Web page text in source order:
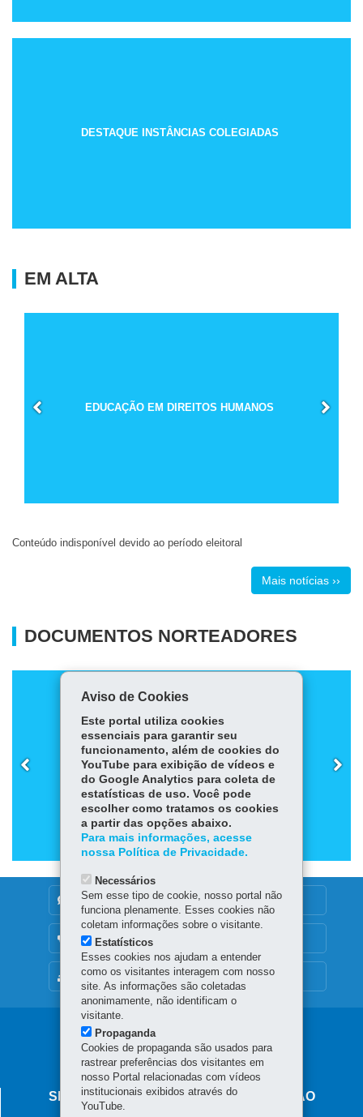
DESTAQUE INSTÂNCIAS COLEGIADAS
EM ALTA
EDUCAÇÃO EM DIREITOS HUMANOS
Conteúdo indisponível devido ao período eleitoral
Mais notícias ››
DOCUMENTOS NORTEADORES
CURRÍCULO PARANAENSE - EF - ANOS FINAIS
MAPA DO SITE
DENUNCIE CORRUPÇÃO
OUVIDORIA
SECRETARIA DE ESTADO DA EDUCAÇÃO
Aviso de Cookies
Este portal utiliza cookies
essenciais para garantir seu
funcionamento, além de cookies do
YouTube para exibição de vídeos e
do Google Analytics para coleta de
estatísticas de uso. Você pode
escolher como tratamos os cookies
a partir das opções abaixo.
Para mais informações, acesse
nossa Política de Privacidade.
Necessários
Sem esse tipo de cookie, nosso portal não
funciona plenamente. Esses cookies não
coletam informações sobre o visitante.
Estatísticos
Esses cookies nos ajudam a entender
como os visitantes interagem com nosso
site. As informações são coletadas
anonimamente, não identificam o
visitante.
Propaganda
Cookies de propaganda são usados para
rastrear preferências dos visitantes em
nosso Portal relacionadas com vídeos
institucionais exibidos através do
YouTube.